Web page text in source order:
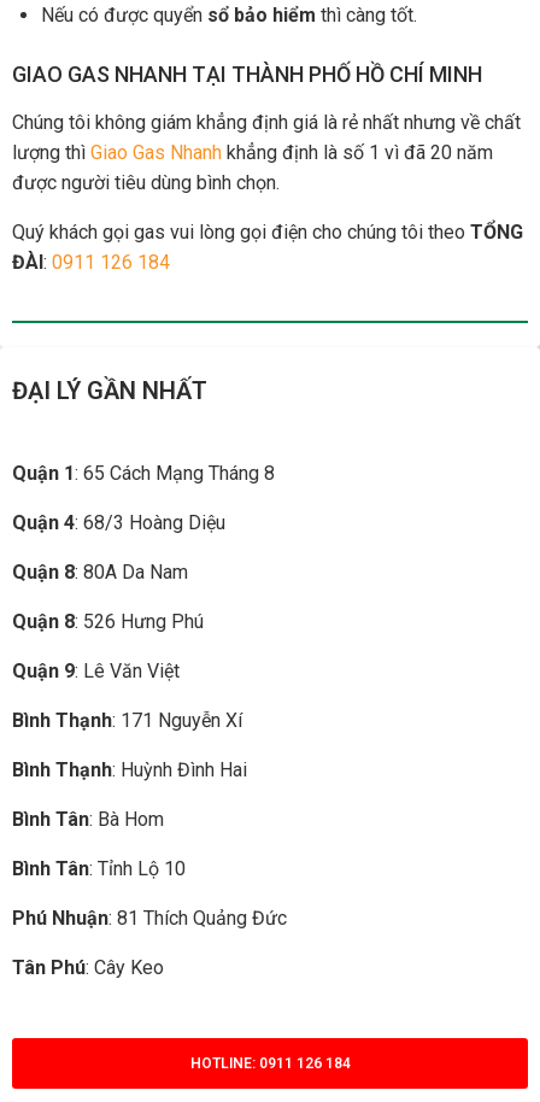
Nếu có được quyển sổ bảo hiểm thì càng tốt.
GIAO GAS NHANH TẠI THÀNH PHỐ HỒ CHÍ MINH
Chúng tôi không giám khẳng định giá là rẻ nhất nhưng về chất
lượng thì Giao Gas Nhanh khẳng định là số 1 vì đã 20 năm
được người tiêu dùng bình chọn.
Quý khách gọi gas vui lòng gọi điện cho chúng tôi theo TỔNG
ĐÀI: 0911 126 184
ĐẠI LÝ GẦN NHẤT
Quận 1: 65 Cách Mạng Tháng 8
Quận 4: 68/3 Hoàng Diệu
Quận 8: 80A Da Nam
Quận 8: 526 Hưng Phú
Quận 9: Lê Văn Việt
Bình Thạnh: 171 Nguyễn Xí
Bình Thạnh: Huỳnh Đình Hai
Bình Tân: Bà Hom
Bình Tân: Tỉnh Lộ 10
Phú Nhuận: 81 Thích Quảng Đức
Tân Phú: Cây Keo
HOTLINE: 0911 126 184